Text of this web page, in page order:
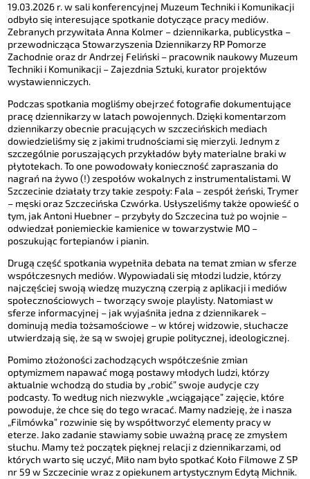
19.03.2026 r. w sali konferencyjnej Muzeum Techniki i Komunikacji
odbyło się interesujące spotkanie dotyczące pracy mediów.
Zebranych przywitała Anna Kolmer – dziennikarka, publicystka –
przewodnicząca Stowarzyszenia Dziennikarzy RP Pomorze
Zachodnie oraz dr Andrzej Feliński – pracownik naukowy Muzeum
Techniki i Komunikacji – Zajezdnia Sztuki, kurator projektów
wystawienniczych.
Podczas spotkania mogliśmy obejrzeć fotografie dokumentujące
pracę dziennikarzy w latach powojennych. Dzięki komentarzom
dziennikarzy obecnie pracujących w szczecińskich mediach
dowiedzieliśmy się z jakimi trudnościami się mierzyli. Jednym z
szczególnie poruszających przykładów były materialne braki w
płytotekach. To one powodowały konieczność zapraszania do
nagrań na żywo (!) zespołów wokalnych z instrumentalistami. W
Szczecinie działały trzy takie zespoły: Fala – zespół żeński, Trymer
– męski oraz Szczecińska Czwórka. Usłyszeliśmy także opowieść o
tym, jak Antoni Huebner – przybyły do Szczecina tuż po wojnie –
odwiedzał poniemieckie kamienice w towarzystwie MO –
poszukując fortepianów i pianin.
Drugą część spotkania wypełniła debata na temat zmian w sferze
współczesnych mediów. Wypowiadali się młodzi ludzie, którzy
najczęściej swoją wiedzę muzyczną czerpią z aplikacji i mediów
społecznościowych – tworzący swoje playlisty. Natomiast w
sferze informacyjnej – jak wyjaśniła jedna z dziennikarek –
dominują media tożsamościowe – w której widzowie, słuchacze
utwierdzają się, że są w swojej grupie politycznej, ideologicznej.
Pomimo złożoności zachodzących współcześnie zmian
optymizmem napawać mogą postawy młodych ludzi, którzy
aktualnie wchodzą do studia by „robić” swoje audycje czy
podcasty. To według nich niezwykle „wciągające” zajęcie, które
powoduje, że chce się do tego wracać. Mamy nadzieję, że i nasza
„Filmówka” rozwinie się by współtworzyć elementy pracy w
eterze. Jako zadanie stawiamy sobie uważną pracę ze zmysłem
słuchu. Mamy też początek pięknej relacji z dziennikarzami, od
których warto się uczyć, Miło nam było spotkać Koło Filmowe Z SP
nr 59 w Szczecinie wraz z opiekunem artystycznym Edytą Michnik.